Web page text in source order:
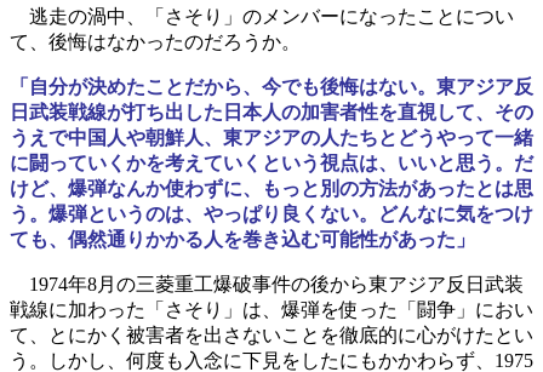
逃走の渦中、「さそり」のメンバーになったことについ
て、後悔はなかったのだろうか。
「自分が決めたことだから、今でも後悔はない。東アジア反
日武装戦線が打ち出した日本人の加害者性を直視して、その
うえで中国人や朝鮮人、東アジアの人たちとどうやって一緒
に闘っていくかを考えていくという視点は、いいと思う。だ
けど、爆弾なんか使わずに、もっと別の方法があったとは思
う。爆弾というのは、やっぱり良くない。どんなに気をつけ
ても、偶然通りかかる人を巻き込む可能性があった」
1974年8月の三菱重工爆破事件の後から東アジア反日武装
戦線に加わった「さそり」は、爆弾を使った「闘争」におい
て、とにかく被害者を出さないことを徹底的に心がけたとい
う。しかし、何度も入念に下見をしたにもかかわらず、1975